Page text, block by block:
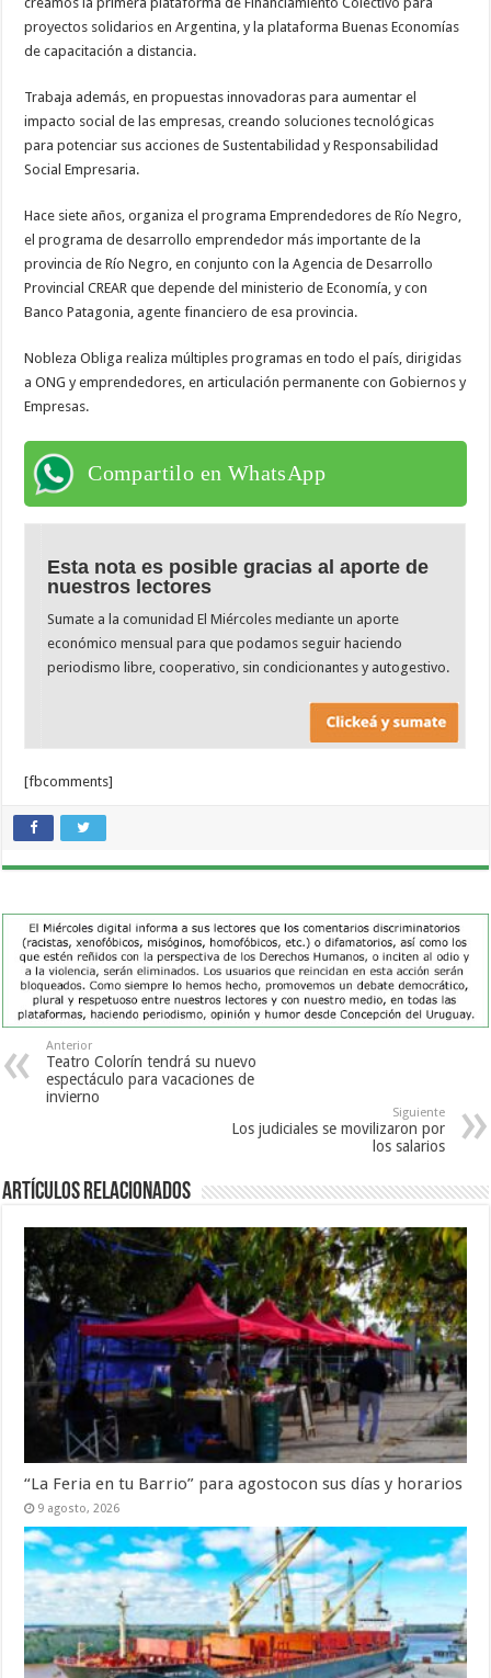
proyectos solidarios en Argentina, y la plataforma Buenas Economías
de capacitación a distancia.
Trabaja además, en propuestas innovadoras para aumentar el
impacto social de las empresas, creando soluciones tecnológicas
para potenciar sus acciones de Sustentabilidad y Responsabilidad
Social Empresaria.
Hace siete años, organiza el programa Emprendedores de Río Negro,
el programa de desarrollo emprendedor más importante de la
provincia de Río Negro, en conjunto con la Agencia de Desarrollo
Provincial CREAR que depende del ministerio de Economía, y con
Banco Patagonia, agente financiero de esa provincia.
Nobleza Obliga realiza múltiples programas en todo el país, dirigidas
a ONG y emprendedores, en articulación permanente con Gobiernos y
Empresas.
Compartilo en WhatsApp
Esta nota es posible gracias al aporte de
nuestros lectores
Sumate a la comunidad El Miércoles mediante un aporte
económico mensual para que podamos seguir haciendo
periodismo libre, cooperativo, sin condicionantes y autogestivo.
[fbcomments]
Anterior
Teatro Colorín tendrá su nuevo
espectáculo para vacaciones de
invierno
Siguiente
Los judiciales se movilizaron por
los salarios
Artículos Relacionados
“La Feria en tu Barrio” para agostocon sus días y horarios
9 agosto, 2026